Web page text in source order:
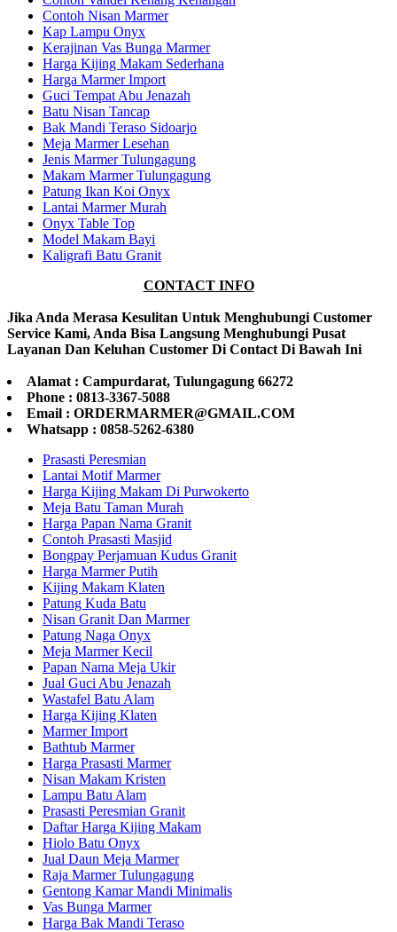
Contoh Nisan Marmer
Kap Lampu Onyx
Kerajinan Vas Bunga Marmer
Harga Kijing Makam Sederhana
Harga Marmer Import
Guci Tempat Abu Jenazah
Batu Nisan Tancap
Bak Mandi Teraso Sidoarjo
Meja Marmer Lesehan
Jenis Marmer Tulungagung
Makam Marmer Tulungagung
Patung Ikan Koi Onyx
Lantai Marmer Murah
Onyx Table Top
Model Makam Bayi
Kaligrafi Batu Granit
CONTACT INFO
Jika Anda Merasa Kesulitan Untuk Menghubungi Customer
Service Kami, Anda Bisa Langsung Menghubungi Pusat
Layanan Dan Keluhan Customer Di Contact Di Bawah Ini
Alamat : Campurdarat, Tulungagung 66272
Phone : 0813-3367-5088
Email : ORDERMARMER@GMAIL.COM
Whatsapp : 0858-5262-6380
Prasasti Peresmian
Lantai Motif Marmer
Harga Kijing Makam Di Purwokerto
Meja Batu Taman Murah
Harga Papan Nama Granit
Contoh Prasasti Masjid
Bongpay Perjamuan Kudus Granit
Harga Marmer Putih
Kijing Makam Klaten
Patung Kuda Batu
Nisan Granit Dan Marmer
Patung Naga Onyx
Meja Marmer Kecil
Papan Nama Meja Ukir
Jual Guci Abu Jenazah
Wastafel Batu Alam
Harga Kijing Klaten
Marmer Import
Bathtub Marmer
Harga Prasasti Marmer
Nisan Makam Kristen
Lampu Batu Alam
Prasasti Peresmian Granit
Daftar Harga Kijing Makam
Hiolo Batu Onyx
Jual Daun Meja Marmer
Raja Marmer Tulungagung
Gentong Kamar Mandi Minimalis
Vas Bunga Marmer
Harga Bak Mandi Teraso